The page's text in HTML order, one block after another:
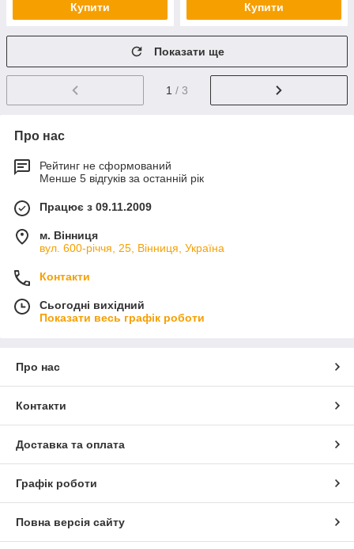
Купити Купити
Показати ще
1 / 3
Про нас
Рейтинг не сформований
Менше 5 відгуків за останній рік
Працює з 09.11.2009
м. Вінниця
вул. 600-річчя, 25, Вінниця, Україна
Контакти
Сьогодні вихідний
Показати весь графік роботи
Про нас
Контакти
Доставка та оплата
Графік роботи
Повна версія сайту